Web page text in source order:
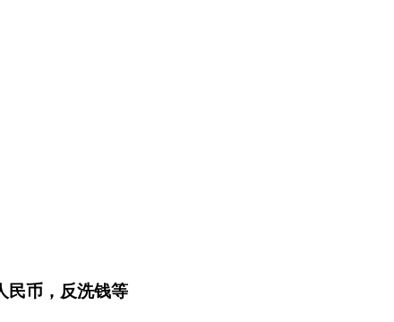
民币，反洗钱等